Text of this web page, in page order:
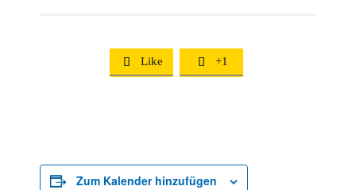
 Like  +1
Zum Kalender hinzufügen